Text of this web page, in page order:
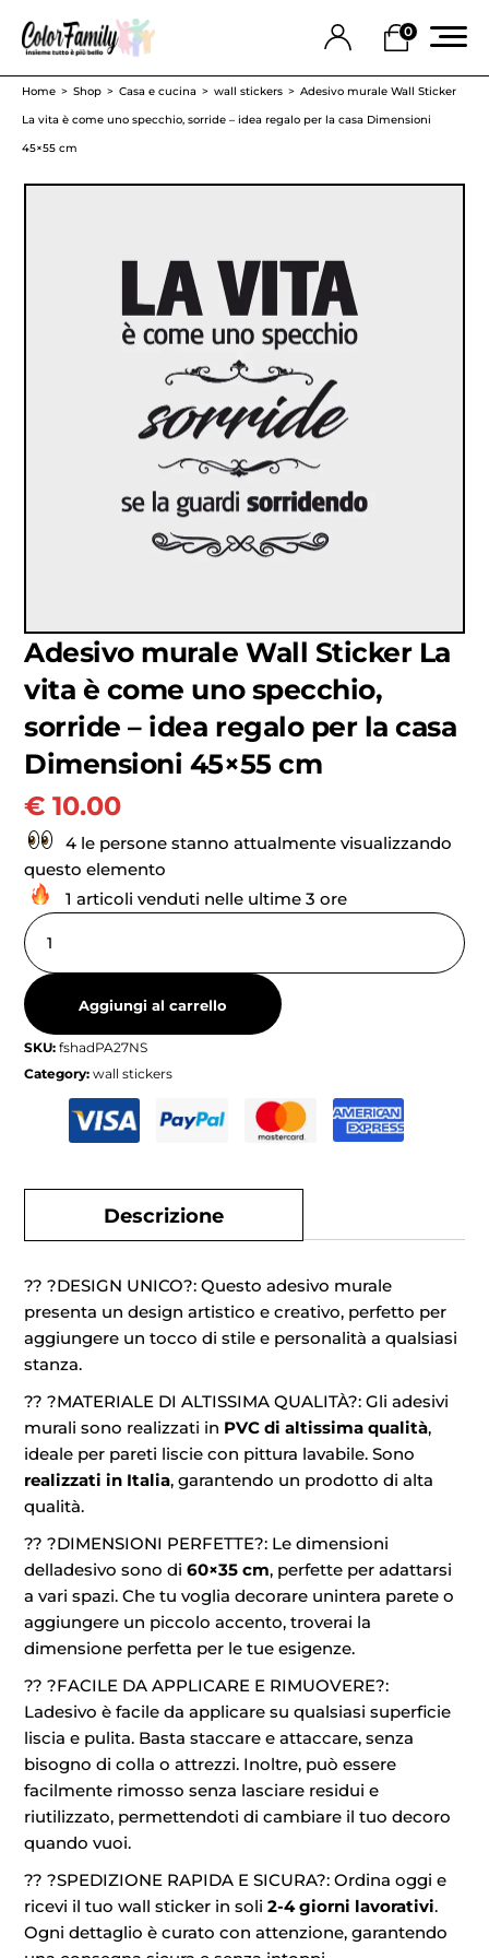
0
Home Shop Casa e cucina wall stickers
Adesivo murale Wall Sticker
La vita è come uno specchio, sorride – idea regalo per la casa Dimensioni
45×55 cm
Adesivo murale Wall Sticker La
vita è come uno specchio,
sorride – idea regalo per la casa
Dimensioni 45×55 cm
€ 10.00
4 le persone stanno attualmente visualizzando
questo elemento
1 articoli venduti nelle ultime 3 ore
Aggiungi al carrello
SKU:fshadPA27NS
Category:wall stickers
Descrizione
?? ?DESIGN UNICO?: Questo adesivo murale
presenta un design artistico e creativo, perfetto per
aggiungere un tocco di stile e personalità a qualsiasi
stanza.
?? ?MATERIALE DI ALTISSIMA QUALITÀ?: Gli adesivi
murali sono realizzati in PVC di altissima qualità,
ideale per pareti liscie con pittura lavabile. Sono
realizzati in Italia, garantendo un prodotto di alta
qualità.
?? ?DIMENSIONI PERFETTE?: Le dimensioni
delladesivo sono di60×35 cm, perfette per adattarsi
a vari spazi. Che tu voglia decorare unintera parete o
aggiungere un piccolo accento, troverai la
dimensione perfetta per le tue esigenze.
?? ?FACILE DA APPLICARE E RIMUOVERE?:
Ladesivo è facile da applicare su qualsiasi superficie
liscia e pulita. Basta staccare e attaccare, senza
bisogno di colla o attrezzi. Inoltre, può essere
facilmente rimosso senza lasciare residui e
riutilizzato, permettendoti di cambiare il tuo decoro
quando vuoi.
?? ?SPEDIZIONE RAPIDA E SICURA?: Ordina oggi e
ricevi il tuo wall sticker in soli2-4 giorni lavorativi.
Ogni dettaglio è curato con attenzione, garantendo